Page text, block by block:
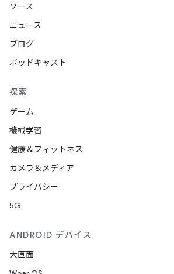
ソース
ニュース
ブログ
ポッドキャスト
探索
ゲーム
機械学習
健康＆フィットネス
カメラ＆メディア
プライバシー
5G
ANDROID デバイス
大画面